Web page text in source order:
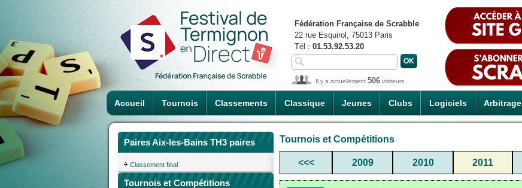
Accueil Tournois Classements Classique Jeunes Clubs Logiciels Arbitrage
Fédération Française de Scrabble
22 rue Esquirol, 75013 Paris
Tél : 01.53.92.53.20
Il y a actuellement 506 visiteurs
Paires Aix-les-Bains TH3 paires
Classement final
Tournois et Compétitions
Tournois et Compétitions
<<< 2009 2010 2011